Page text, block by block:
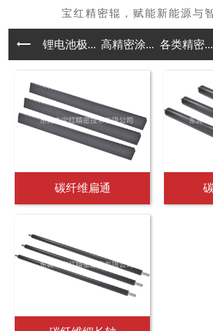
锂电池极... 高精密涂... 各类精密...
三元乙丙胶辊